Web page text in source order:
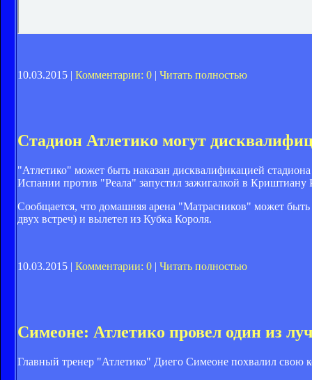
10.03.2015 | Комментарии: 0 | Читать полностью
Стадион Атлетико могут
"Атлетико" может быть наказан дисквалификацией
Испании против "Реала" запустил зажигалкой в Криштиану
Сообщается, что домашняя арена "Матрасников" может
двух встреч) и вылетел из Кубка Короля.
10.03.2015 | Комментарии: 0 | Читать полностью
Симеоне: Атлетико провел один из
Главный тренер "Атлетико" Диего Симеоне похвалил свою